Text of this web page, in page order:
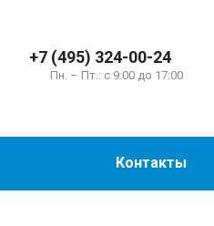
+7 (495) 324-00-24
Пн. – Пт.: с 9:00 до 17:00
Контакты